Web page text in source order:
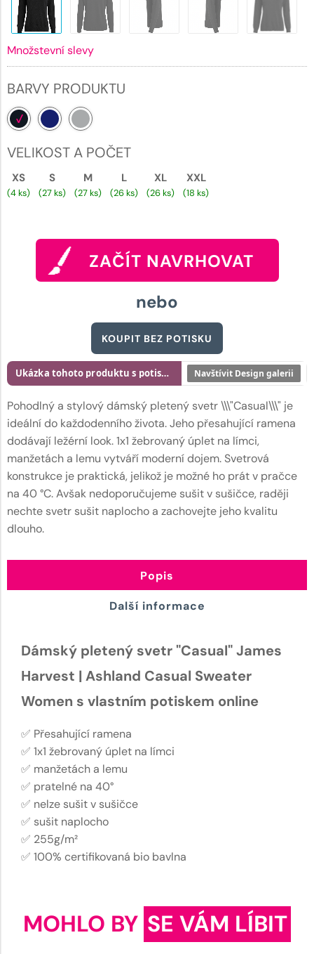
Množstevní slevy
BARVY PRODUKTU
VELIKOST A POČET
XS
(4 ks)
S
(27 ks)
M
(27 ks)
L
(26 ks)
XL
(26 ks)
XXL
(18 ks)
ZAČÍT NAVRHOVAT
nebo
KOUPIT BEZ POTISKU
Pohodlný a stylový dámský pletený svetr \\\"Casual\\\" je
ideální do každodenního života. Jeho přesahující ramena
dodávají ležérní look. 1x1 žebrovaný úplet na límci,
manžetách a lemu vytváří moderní dojem. Svetrová
konstrukce je praktická, jelikož je možné ho prát v pračce
na 40 °C. Avšak nedoporučujeme sušit v sušičce, raději
nechte svetr sušit naplocho a zachovejte jeho kvalitu
dlouho.
Ukázka tohoto produktu s potiskem Navštívit Design galerii
Popis
Další informace
Dámský pletený svetr "Casual" James
Harvest | Ashland Casual Sweater
Women s vlastním potiskem online
✅ Přesahující ramena
✅ 1x1 žebrovaný úplet na límci
✅ manžetách a lemu
✅ pratelné na 40°
✅ nelze sušit v sušičce
✅ sušit naplocho
✅ 255g/m²
✅ 100% certifikovaná bio bavlna
MOHLO BY SE VÁM LÍBIT